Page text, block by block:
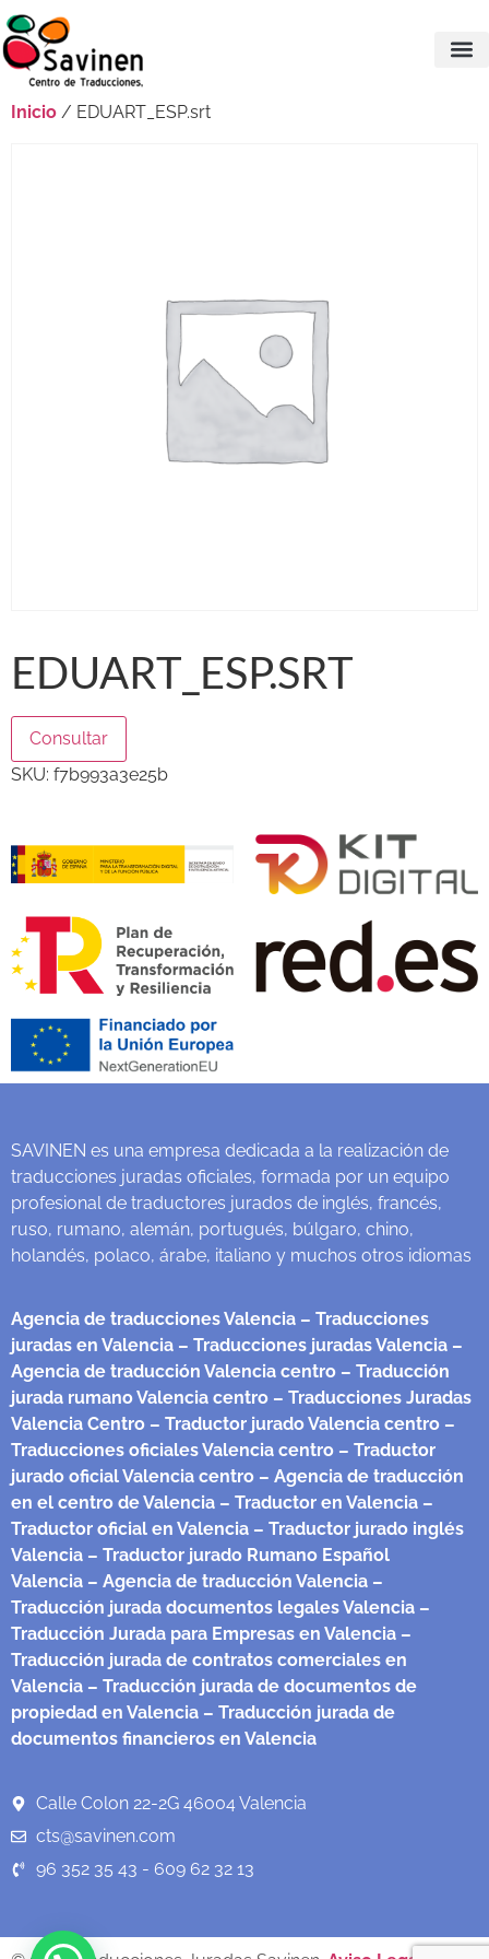
Inicio / EDUART_ESP.srt
EDUART_ESP.SRT
Consultar
SKU: f7b993a3e25b
SAVINEN es una empresa dedicada a la realización de
traducciones juradas oficiales, formada por un equipo
profesional de traductores jurados de inglés, francés,
ruso, rumano, alemán, portugués, búlgaro, chino,
holandés, polaco, árabe, italiano y muchos otros idiomas
Agencia de traducciones Valencia – Traducciones
juradas en Valencia – Traducciones juradas Valencia –
Agencia de traducción Valencia centro – Traducción
jurada rumano Valencia centro – Traducciones Juradas
Valencia Centro – Traductor jurado Valencia centro –
Traducciones oficiales Valencia centro – Traductor
jurado oficial Valencia centro – Agencia de traducción
en el centro de Valencia – Traductor en Valencia –
Traductor oficial en Valencia – Traductor jurado inglés
Valencia – Traductor jurado Rumano Español
Valencia – Agencia de traducción Valencia –
Traducción jurada documentos legales Valencia –
Traducción Jurada para Empresas en Valencia –
Traducción jurada de contratos comerciales en
Valencia – Traducción jurada de documentos de
propiedad en Valencia – Traducción jurada de
documentos financieros en Valencia
Calle Colon 22-2G 46004 Valencia
cts@savinen.com
96 352 35 43 - 609 62 32 13